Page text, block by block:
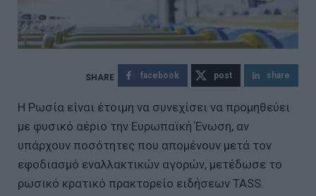
facebook post share
Η Ρωσία είναι έτοιμη να συνεχίσει να προμηθεύει
με φυσικό αέριο την Ευρωπαϊκή Ένωση, αν
υπάρχουν ποσότητες που απομένουν μετά τον
εφοδιασμό εναλλακτικών αγορών, μετέδωσε το
ρωσικό κρατικό πρακτορείο ειδήσεων TASS.